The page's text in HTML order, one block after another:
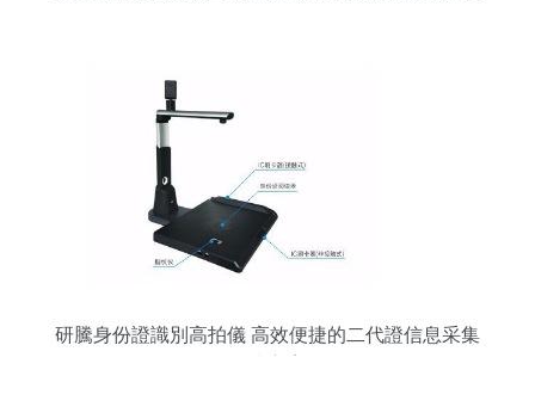
研騰身份證識別高拍儀 高效便捷的二代證信息采集